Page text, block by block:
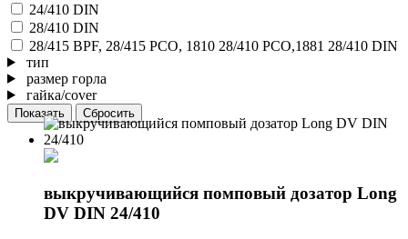
24/410 DIN
28/410 DIN
28/415 BPF, 28/415 PCO, 1810 28/410 PCO,1881 28/410 DIN
тип
размер горла
гайка/cover
выкручивающийся помповый дозатор Long
DV DIN 24/410